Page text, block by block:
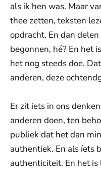
als ik hen was. Maar
thee zetten, teksten
opdracht. En dan
begonnen, hé? En het
het nog steeds doe.
anderen, deze
Er zit iets in ons
anderen doen, ten
publiek dat het dan
authentiek. En als íets
authenticiteit. En het